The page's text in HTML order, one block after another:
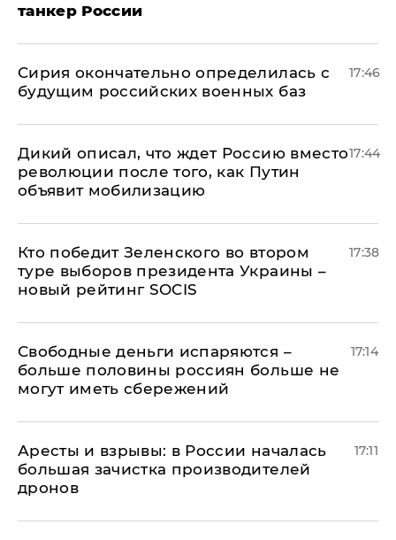
танкер России
Сирия окончательно определилась с
будущим российских военных баз
17:46
Дикий описал, что ждет Россию вместо
революции после того, как Путин
объявит мобилизацию
17:44
Кто победит Зеленского во втором
туре выборов президента Украины –
новый рейтинг SOCIS
17:38
Свободные деньги испаряются –
больше половины россиян больше не
могут иметь сбережений
17:14
Аресты и взрывы: в России началась
большая зачистка производителей
дронов
17:11